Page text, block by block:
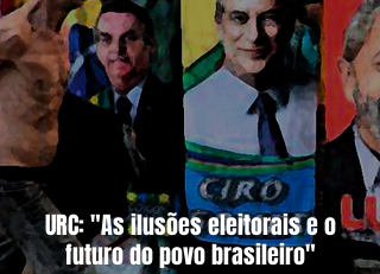
URC: "As ilusões eleitorais e o
futuro do povo brasileiro"